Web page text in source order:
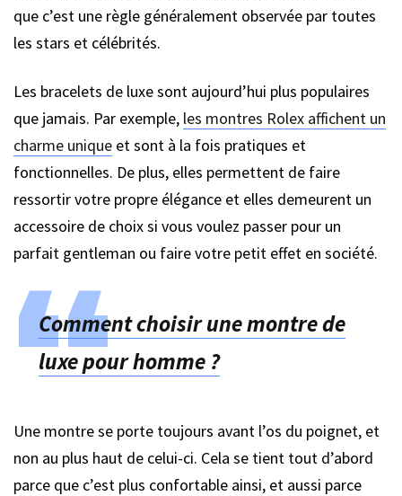
que c’est une règle généralement observée par toutes
les stars et célébrités.
Les bracelets de luxe sont aujourd’hui plus populaires
que jamais. Par exemple, les montres Rolex affichent un
charme unique et sont à la fois pratiques et
fonctionnelles. De plus, elles permettent de faire
ressortir votre propre élégance et elles demeurent un
accessoire de choix si vous voulez passer pour un
parfait gentleman ou faire votre petit effet en société.
Comment choisir une montre de
luxe pour homme ?
Une montre se porte toujours avant l’os du poignet, et
non au plus haut de celui-ci. Cela se tient tout d’abord
parce que c’est plus confortable ainsi, et aussi parce